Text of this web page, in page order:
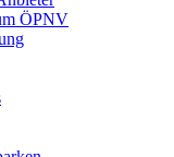
ÖPNV